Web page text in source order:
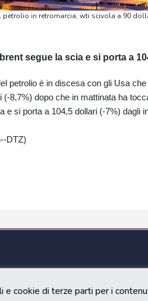
e cookie di terze parti per i
petrolio in retromarcia, wti scivola a 90
segue la scia e si porta a
petrolio è in discesa con gli Usa
(-8,7%) dopo che in mattinata ha
e si porta a 104,5 dollari (-7%) dagli
DTZ)